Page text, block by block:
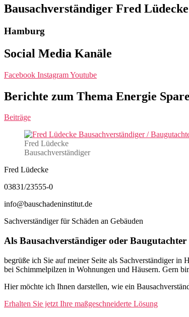
Bausachverständiger Fred Lüdecke
Hamburg
Social Media Kanäle
Facebook InstagramYoutube
Berichte zum Thema Energie
Beiträge
Fred Lüdecke
Bausachverständiger
Fred Lüdecke
03831/23555-0
info@bauschadeninstitut.de
Sachverständiger für Schäden an Gebäuden
Als Bausachverständiger oder Baugutachter
begrüße ich Sie auf meiner Seite als Sachverständiger
bei Schimmelpilzen in Wohnungen und Häusern. Gern
Hier möchte ich Ihnen darstellen, wie ein
Erhalten Sie jetzt Ihre maßgeschneiderte Lösung